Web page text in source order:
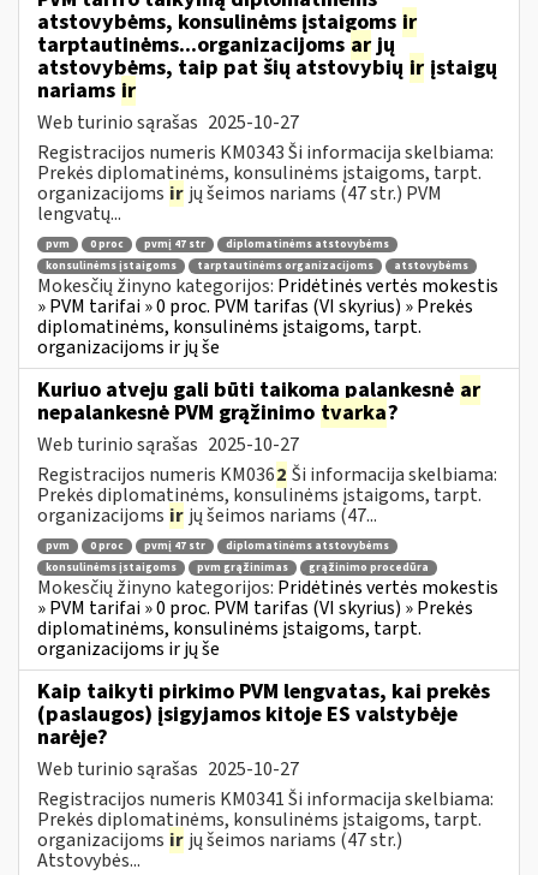
atstovybėms, konsulinėms įstaigoms ir
tarptautinėms...organizacijoms arjų
atstovybėms, taip pat šių atstovybių ir įstaigų
nariams ir
Web turinio sąrašas 2025-10-27
Registracijos numeris KM0343 Ši informacija skelbiama:
Prekės diplomatinėms, konsulinėms įstaigoms, tarpt.
organizacijoms ir jų šeimos nariams (47 str.) PVM
lengvatų...
pvm 0 proc pvmį 47 str
diplomatinėms atstovybėms
konsulinėms įstaigoms
tarptautinėms organizacijoms atstovybėms
Mokesčių žinyno kategorijos: Pridėtinės vertės mokestis
» PVM tarifai » 0 proc. PVM tarifas (VI skyrius) » Prekės
diplomatinėms, konsulinėms įstaigoms, tarpt.
organizacijoms ir jų še
Kuriuo atveju gali būti taikoma palankesnė ar
nepalankesnė PVM grąžinimo tvarka?
Web turinio sąrašas 2025-10-27
Registracijos numeris KM0362 Ši informacija skelbiama:
Prekės diplomatinėms, konsulinėms įstaigoms, tarpt.
organizacijoms ir jų šeimos nariams (47...
pvm 0 proc pvmį 47 str
diplomatinėms atstovybėms
konsulinėms įstaigoms
pvm grąžinimas grąžinimo procedūra
Mokesčių žinyno kategorijos: Pridėtinės vertės mokestis
» PVM tarifai » 0 proc. PVM tarifas (VI skyrius) » Prekės
diplomatinėms, konsulinėms įstaigoms, tarpt.
organizacijoms ir jų še
Kaip taikyti pirkimo PVM lengvatas, kai prekės
(paslaugos) įsigyjamos kitoje ES valstybėje
narėje?
Web turinio sąrašas 2025-10-27
Registracijos numeris KM0341 Ši informacija skelbiama:
Prekės diplomatinėms, konsulinėms įstaigoms, tarpt.
organizacijoms ir jų šeimos nariams (47 str.)
Atstovybės...